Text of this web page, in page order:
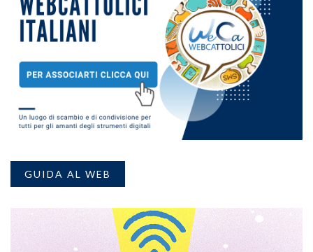
GUIDA AL WEB